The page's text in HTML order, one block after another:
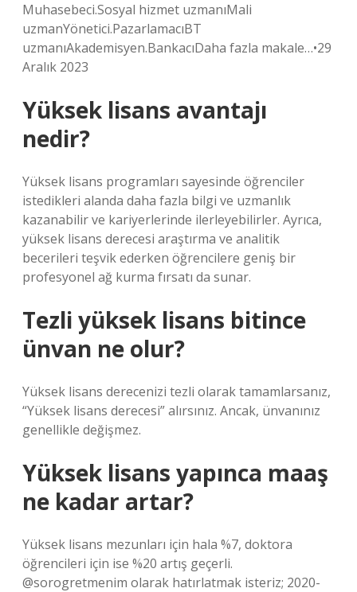
Muhasebeci.Sosyal hizmet uzmanıMali
uzmanYönetici.PazarlamacıBT
uzmanıAkademisyen.BankacıDaha fazla makale…•29
Aralık 2023
Yüksek lisans avantajı
nedir?
Yüksek lisans programları sayesinde öğrenciler
istedikleri alanda daha fazla bilgi ve uzmanlık
kazanabilir ve kariyerlerinde ilerleyebilirler. Ayrıca,
yüksek lisans derecesi araştırma ve analitik
becerileri teşvik ederken öğrencilere geniş bir
profesyonel ağ kurma fırsatı da sunar.
Tezli yüksek lisans bitince
ünvan ne olur?
Yüksek lisans derecenizi tezli olarak tamamlarsanız,
“Yüksek lisans derecesi” alırsınız. Ancak, ünvanınız
genellikle değişmez.
Yüksek lisans yapınca maaş
ne kadar artar?
Yüksek lisans mezunları için hala %7, doktora
öğrencileri için ise %20 artış geçerli.
@sorogretmenim olarak hatırlatmak isteriz; 2020-